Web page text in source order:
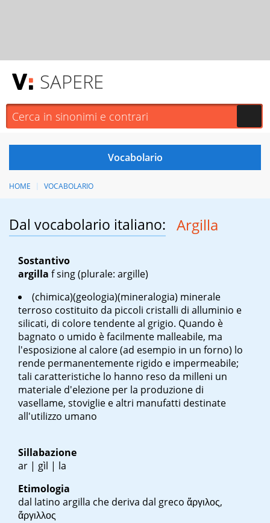
SAPERE
HOME VOCABOLARIO
Dal vocabolario italiano: Argilla
Sostantivo
argilla f sing(plurale: argille)
(chimica)(geologia)(mineralogia) minerale
terroso costituito da piccoli cristalli di alluminio e
silicati, di colore tendente al grigio. Quando è
bagnato o umido è facilmente malleabile, ma
l'esposizione al calore (ad esempio in un forno) lo
rende permanentemente rigido e impermeabile;
tali caratteristiche lo hanno reso da milleni un
materiale d'elezione per la produzione di
vasellame, stoviglie e altri manufatti destinate
all'utilizzo umano
Sillabazione
ar | gìl | la
Etimologia
dal latino argilla che deriva dal greco ἄργιλος,
ἄργιλλος